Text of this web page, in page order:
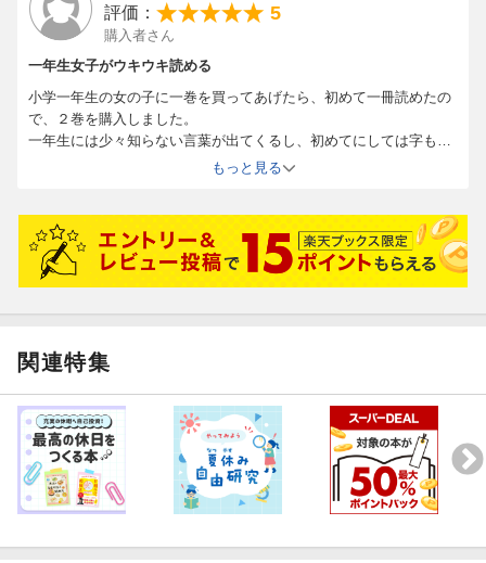
評価： 5
購入者さん
一年生女子がウキウキ読める
小学一年生の女の子に一巻を買ってあげたら、初めて一冊読めたの
で、２巻を購入しました。
一年生には少々知らない言葉が出てくるし、初めてにしては字も多
いかなと思いましたが、『猫』と『魔法』と『お姫様』という女子
が、２巻になって慣れてきたのが、一度に読める量が増えていま
す。
大人から見れば内容はふわ～っと感じるでしょう。
しかし低学年女子にはとっても楽しいんです！！
まずは楽しく読み続けられる事！
もっと見る
関連特集